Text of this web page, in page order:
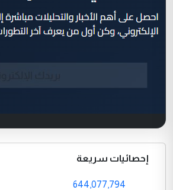
إحصائيات سريعة
644,077,794